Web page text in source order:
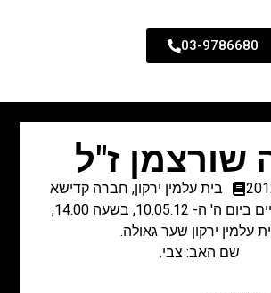
03-9786680
שורצמן ז"ל
בית עלמין ירקון, חברה קדישא
ההלוויה תתקיים ביום ה' ה- 10.05.12, בשעה 14.00,
עלמין ירקון שער גאולה.
שם האב: צבי.